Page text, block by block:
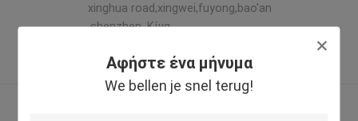
Αφήστε ένα μήνυμα
We bellen je snel terug!
xinghua road,xingwei,fuyong,bao'an
,shenzhen ,Κίνα
Ελεγχμένος προμηθευτής